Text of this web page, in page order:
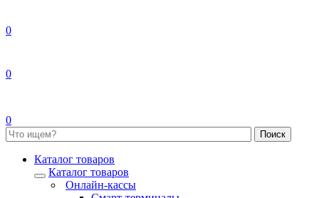
0
0
0
Каталог товаров
Каталог товаров
Онлайн-кассы